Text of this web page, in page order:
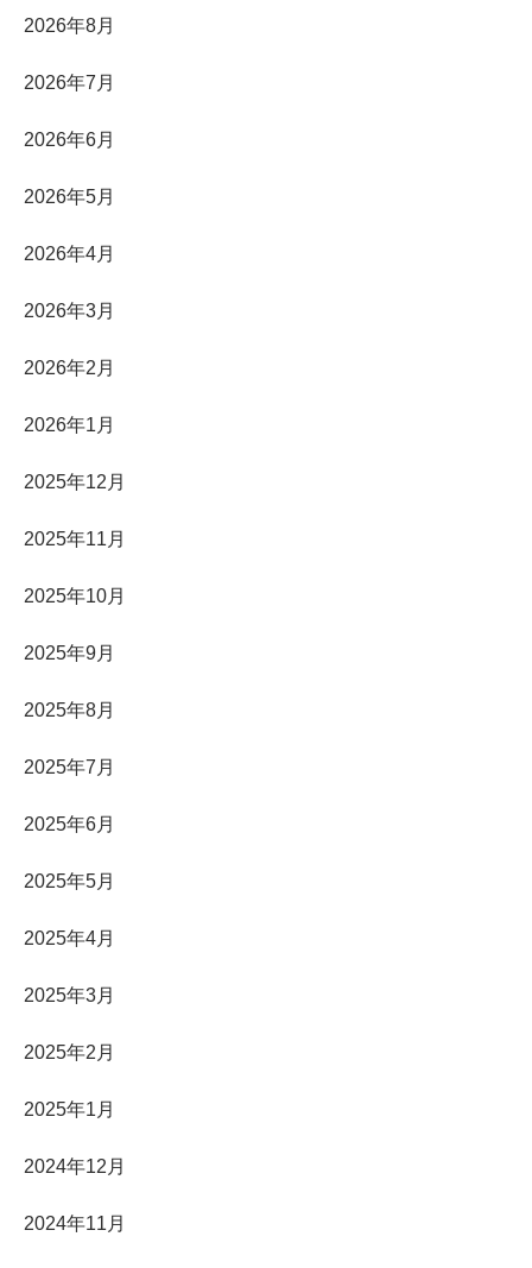
2026年8月
2026年7月
2026年6月
2026年5月
2026年4月
2026年3月
2026年2月
2026年1月
2025年12月
2025年11月
2025年10月
2025年9月
2025年8月
2025年7月
2025年6月
2025年5月
2025年4月
2025年3月
2025年2月
2025年1月
2024年12月
2024年11月